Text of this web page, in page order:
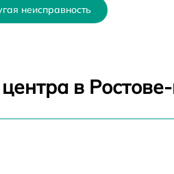
60 мин
неисправность
в